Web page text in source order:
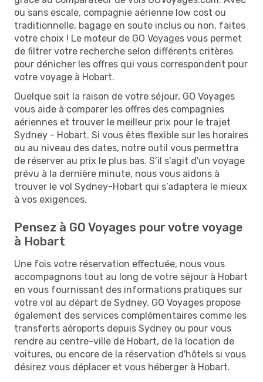
ou sans escale, compagnie aérienne low cost ou
traditionnelle, bagage en soute inclus ou non, faites
votre choix ! Le moteur de GO Voyages vous permet
de filtrer votre recherche selon différents critères
pour dénicher les offres qui vous correspondent pour
votre voyage à Hobart.
Quelque soit la raison de votre séjour, GO Voyages
vous aide à comparer les offres des compagnies
aériennes et trouver le meilleur prix pour le trajet
Sydney - Hobart. Si vous êtes flexible sur les horaires
ou au niveau des dates, notre outil vous permettra
de réserver au prix le plus bas. S’il s'agit d'un voyage
prévu à la dernière minute, nous vous aidons à
trouver le vol Sydney-Hobart qui s’adaptera le mieux
à vos exigences.
Pensez à GO Voyages pour votre voyage
à Hobart
Une fois votre réservation effectuée, nous vous
accompagnons tout au long de votre séjour à Hobart
en vous fournissant des informations pratiques sur
votre vol au départ de Sydney. GO Voyages propose
également des services complémentaires comme les
transferts aéroports depuis Sydney ou pour vous
rendre au centre-ville de Hobart, de la location de
voitures, ou encore de la réservation d'hôtels si vous
désirez vous déplacer et vous héberger à Hobart.